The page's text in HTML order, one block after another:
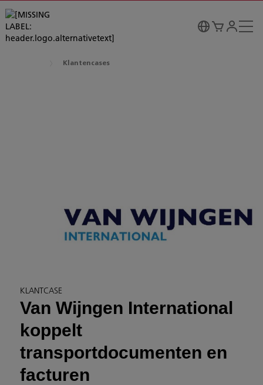
Klantencases
KLANTCASE
Van Wijngen International
koppelt
transportdocumenten en
facturen